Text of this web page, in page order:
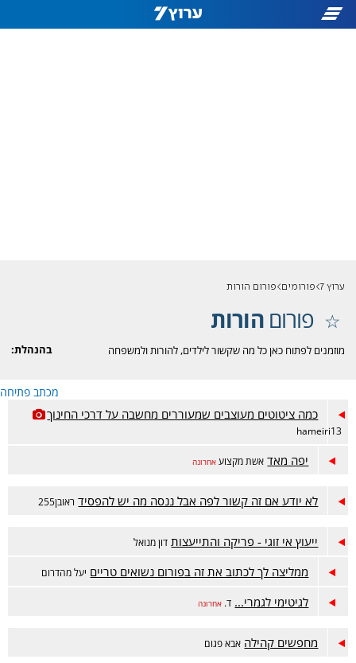
ערוץ 7 פורומים פורום הורות
פורוםהורות
בהנהלת: מוזמנים לפתוח כאן כל מה שקשור לילדים, להורות ולמשפחה
מכתב פתיחה
כמה ציטוטים מעוצבים שמעוררים מחשבה על דרכי החינוך
hameiri13
יפה מאד אשת מקצוע אחרונה
לא יודע אם זה קשור לפה אבל ננסה מה יש להפסיד ראובן255
ייעוץ אי זוגי - פריקה והתייעצות דון מנואל
ממליצה לך לכתוב את זה בפורום נשואים טריים יעל מהדרום
לגיטימי לגמרי... ד. אחרונה
מחפשים קהילה אבא פגום